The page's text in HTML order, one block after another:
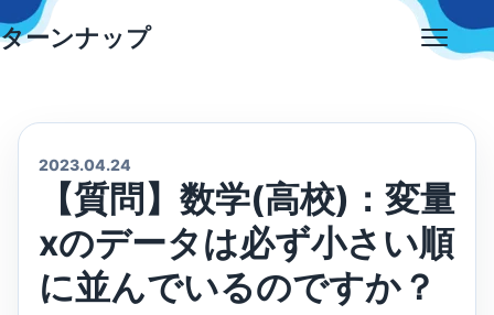
Skip
to
ターンナップ
2023.04.24
【質問】数学(高校)：変量
xのデータは必ず小さい順
に並んでいるのですか？